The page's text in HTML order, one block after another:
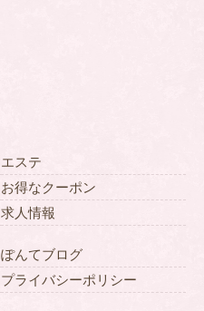
エステ
お得なクーポン
求人情報
ぽんてブログ
プライバシーポリシー